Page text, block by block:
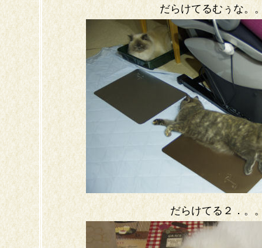
だらけてるむぅな。
だらけてる２．。